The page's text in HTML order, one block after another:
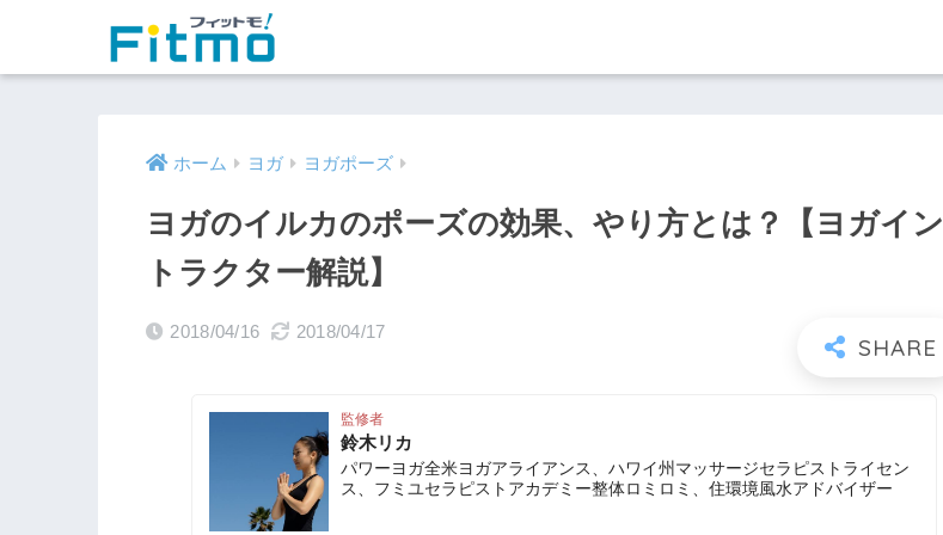
ホーム ヨガ ヨガポーズ
ヨガのイルカのポーズの効果、やり方とは？【ヨガイ
トラクター解説】
2018/04/16 2018/04/17
監修者
鈴木リカ
パワーヨガ全米ヨガアライアンス、ハワイ州マッサージセラピストライセン
ス、フミユセラピストアカデミー整体ロミロミ、住環境風水アドバイザー